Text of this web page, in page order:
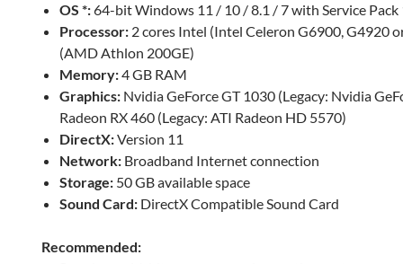
OS *:64-bit Windows 11 / 10 / 8.1 / 7 with Service Pack
Processor: 2 cores Intel (Intel Celeron G6900, G4920
(AMD Athlon 200GE)
Memory:4 GB RAM
Graphics: Nvidia GeForce GT 1030 (Legacy: Nvidia
Radeon RX 460 (Legacy: ATI Radeon HD 5570)
DirectX:Version 11
Network: Broadband Internet connection
Storage: 50 GB available space
Sound Card: DirectX Compatible Sound Card
Recommended: